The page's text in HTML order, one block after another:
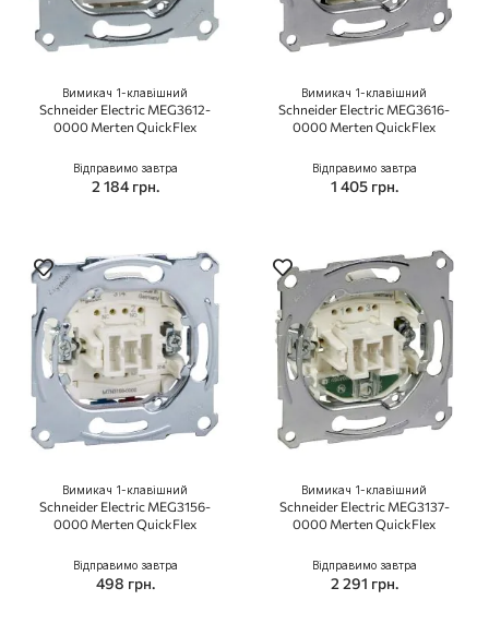
Вимикач 1-клавішний
Schneider Electric MEG3612-
0000 Merten QuickFlex
Відправимо завтра
2 184 грн.
Вимикач 1-клавішний
Schneider Electric MEG3616-
0000 Merten QuickFlex
Відправимо завтра
1 405 грн.
Вимикач 1-клавішний
Schneider Electric MEG3156-
0000 Merten QuickFlex
Відправимо завтра
498 грн.
Вимикач 1-клавішний
Schneider Electric MEG3137-
0000 Merten QuickFlex
Відправимо завтра
2 291 грн.